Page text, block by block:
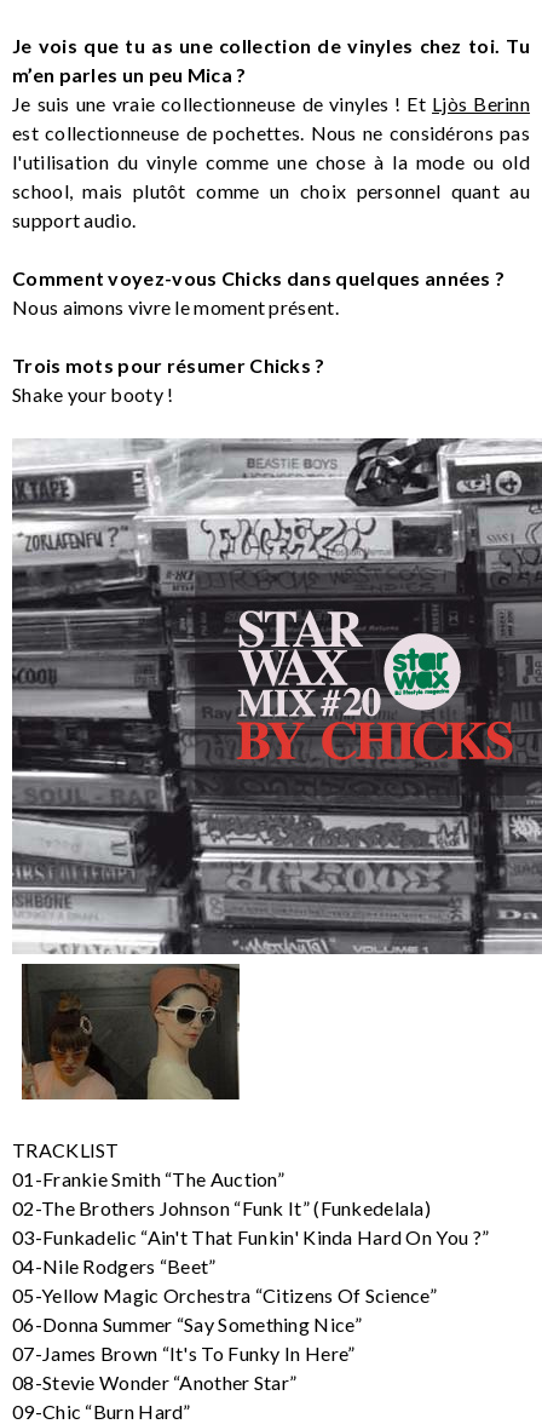
Je vois que tu as une collection de vinyles chez toi. Tu
m’en parles un peu Mica ?
Je suis une vraie collectionneuse de vinyles ! Et Ljòs Berinn
est collectionneuse de pochettes. Nous ne considérons pas
l'utilisation du vinyle comme une chose à la mode ou old
school, mais plutôt comme un choix personnel quant au
support audio.
Comment voyez-vous Chicks dans quelques années ?
Nous aimons vivre le moment présent.
Trois mots pour résumer Chicks ?
Shake your booty !
TRACKLIST
01-Frankie Smith “The Auction”
02-The Brothers Johnson “Funk It” (Funkedelala)
03-Funkadelic “Ain't That Funkin' Kinda Hard On You ?”
04-Nile Rodgers “Beet”
05-Yellow Magic Orchestra “Citizens Of Science”
06-Donna Summer “Say Something Nice”
07-James Brown “It's To Funky In Here”
08-Stevie Wonder “Another Star”
09-Chic “Burn Hard”